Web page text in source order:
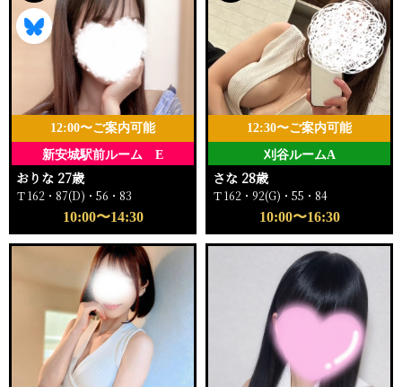
新安城駅前ルーム E
12:00〜ご案内可能
おりな 27歳
Ｔ162・87(D)・56・83
10:00〜14:30
刈谷ルームA
12:30〜ご案内可能
さな 28歳
Ｔ162・92(G)・55・84
10:00〜16:30